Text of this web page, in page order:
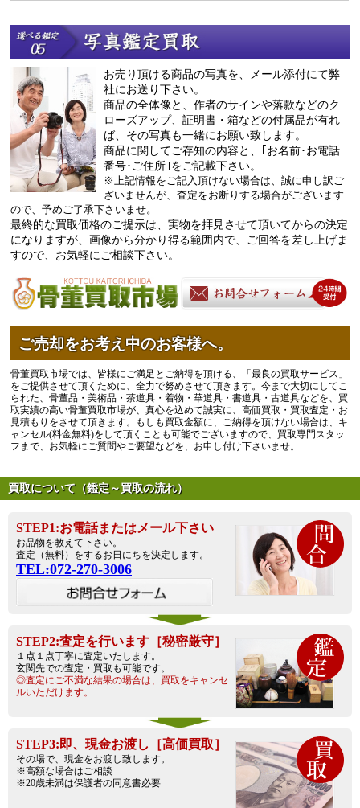
お売り頂ける商品の写真を、メール添付にて弊
社にお送り下さい。
商品の全体像と、作者のサインや落款などのク
ローズアップ、証明書・箱などの付属品が有れ
ば、その写真も一緒にお願い致します。
商品に関してご存知の内容と、｢お名前･お電話
番号･ご住所｣をご記載下さい。
※上記情報をご記入頂けない場合は、誠に申し訳ご
ざいませんが、査定をお断りする場合がございます
ので、予めご了承下さいませ。
最終的な買取価格のご提示は、実物を拝見させて頂いてからの決定
になりますが、画像から分かり得る範囲内で、ご回答を差し上げま
すので、お気軽にご相談下さい。
ご売却をお考え中のお客様へ。
骨董買取市場では、皆様にご満足とご納得を頂ける、「最良の買取サービス」
をご提供させて頂くために、全力で努めさせて頂きます。今まで大切にしてこ
られた、骨董品・美術品・茶道具・着物・華道具・書道具・古道具などを、買
取実績の高い骨董買取市場が、真心を込めて誠実に、高価買取・買取査定・お
見積もりをさせて頂きます。もしも買取金額に、ご納得を頂けない場合は、キ
ャンセル(料金無料)をして頂くことも可能でございますので、買取専門スタッ
フまで、お気軽にご質問やご要望などを、お申し付け下さいませ。
買取について（鑑定～買取の流れ）
STEP1:お電話またはメール下さい
お品物を教えて下さい。
査定（無料）をするお日にちを決定します。
TEL:072-270-3006
STEP2:査定を行います［秘密厳守］
１点１点丁寧に査定いたします。
玄関先での査定・買取も可能です。
◎査定にご不満な結果の場合は、買取をキャンセ
ルいただけます。
STEP3:即、現金お渡し［高価買取］
その場で、現金をお渡し致します。
※高額な場合はご相談
※20歳未満は保護者の同意書必要